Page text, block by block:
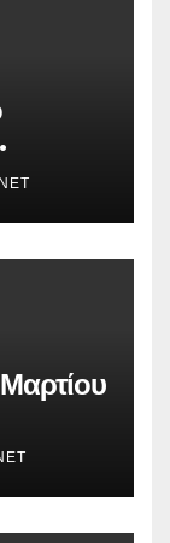
της